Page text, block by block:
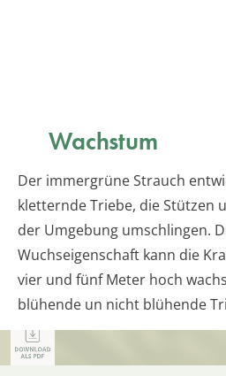
Wachstum
Der immergrüne Strauch
kletternde Triebe, die Stützen
der Umgebung umschlingen.
Wuchseigenschaft kann die
vier und fünf Meter hoch
blühende un nicht blühende